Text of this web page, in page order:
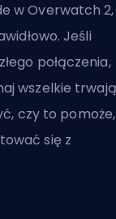
w Overwatch 2,
Jeśli
połączenia,
wszelkie
czy to
się z